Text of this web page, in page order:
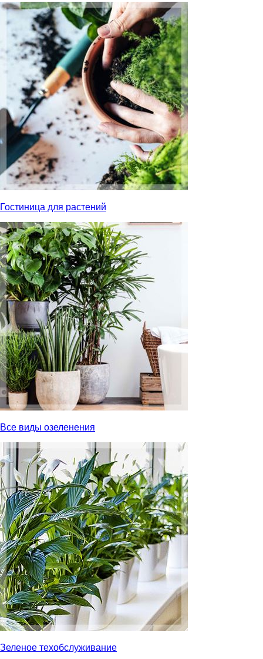
Гостиница для растений
Все виды озеленения
Зеленое техобслуживание